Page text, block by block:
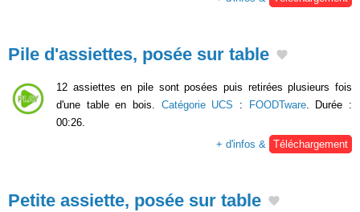
Pile d'assiettes, posée sur table
12 assiettes en pile sont posées puis retirées plusieurs fois
d'une table en bois. Catégorie UCS : FOODTware. Durée :
00:26.
+ d'infos & Téléchargement
Petite assiette, posée sur table